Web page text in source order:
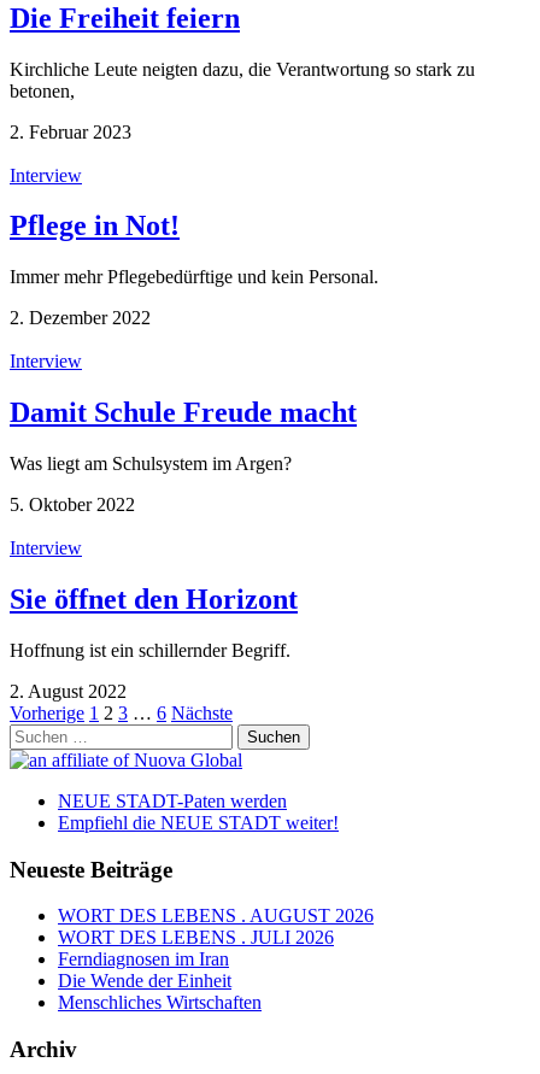
Die Freiheit feiern
Kirchliche Leute neigten dazu, die Verantwortung so stark zu
betonen,
2. Februar 2023
Interview
Pflege in Not!
Immer mehr Pflegebedürftige und kein Personal.
2. Dezember 2022
Interview
Damit Schule Freude macht
Was liegt am Schulsystem im Argen?
5. Oktober 2022
Interview
Sie öffnet den Horizont
Hoffnung ist ein schillernder Begriff.
2. August 2022
Seitennummerierung
der
Vorherige 1 2 3 … 6 Nächste
Suchen
nach:
NEUE STADT-Paten werden
Empfiehl die NEUE STADT weiter!
Neueste Beiträge
WORT DES LEBENS . AUGUST 2026
WORT DES LEBENS . JULI 2026
Ferndiagnosen im Iran
Die Wende der Einheit
Menschliches Wirtschaften
Archiv